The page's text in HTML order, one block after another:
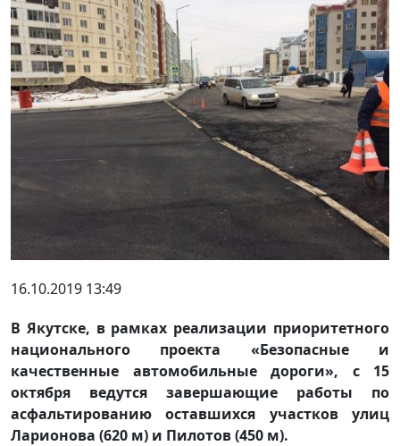
16.10.2019 13:49
В Якутске, в рамках реализации приоритетного
национального проекта «Безопасные и
качественные автомобильные дороги», с 15
октября ведутся завершающие работы по
асфальтированию оставшихся участков улиц
Ларионова (620 м) и Пилотов (450 м).